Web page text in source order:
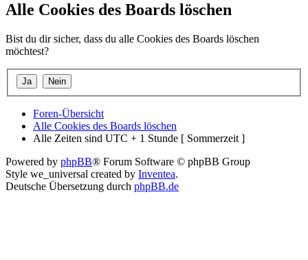
Alle Cookies des Boards löschen
Bist du dir sicher, dass du alle Cookies des Boards löschen
möchtest?
Foren-Übersicht
Alle Cookies des Boards löschen
Alle Zeiten sind UTC + 1 Stunde [ Sommerzeit ]
Powered by phpBB® Forum Software © phpBB Group
Style we_universal created by Inventea.
Deutsche Übersetzung durch phpBB.de